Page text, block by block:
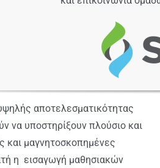
αποτελεσματικότητας
να υποστηρίξουν πλούσιο και
και μαγνητοσκοπημένες
η εισαγωγή μαθησιακών